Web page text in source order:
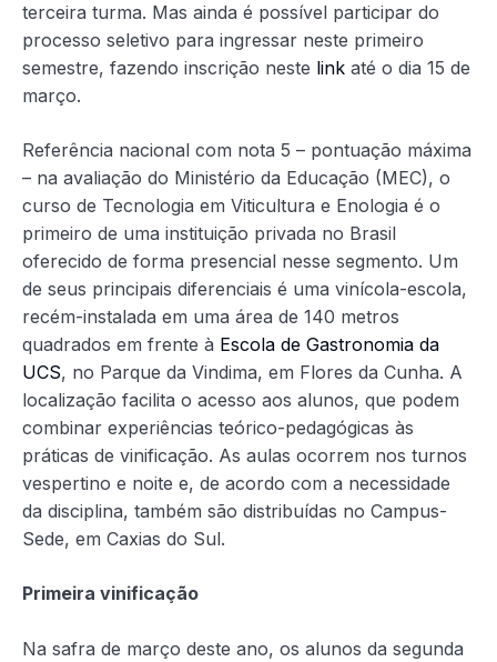
terceira turma. Mas ainda é possível participar do
processo seletivo para ingressar neste primeiro
semestre, fazendo inscrição neste link até o dia 15 de
março.
Referência nacional com nota 5 – pontuação máxima
– na avaliação do Ministério da Educação (MEC), o
curso de Tecnologia em Viticultura e Enologia é o
primeiro de uma instituição privada no Brasil
oferecido de forma presencial nesse segmento. Um
de seus principais diferenciais é uma vinícola-escola,
recém-instalada em uma área de 140 metros
quadrados em frente à Escola de Gastronomia da
UCS, no Parque da Vindima, em Flores da Cunha. A
localização facilita o acesso aos alunos, que podem
combinar experiências teórico-pedagógicas às
práticas de vinificação. As aulas ocorrem nos turnos
vespertino e noite e, de acordo com a necessidade
da disciplina, também são distribuídas no Campus-
Sede, em Caxias do Sul.
Primeira vinificação
Na safra de março deste ano, os alunos da segunda